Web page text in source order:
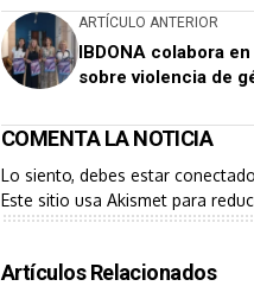
ARTÍCULO ANTERIOR
IBDONA colabora
sobre violencia de
COMENTA LA NOTICIA
Lo siento, debes estar conectado
Este sitio usa Akismet para
Artículos Relacionados